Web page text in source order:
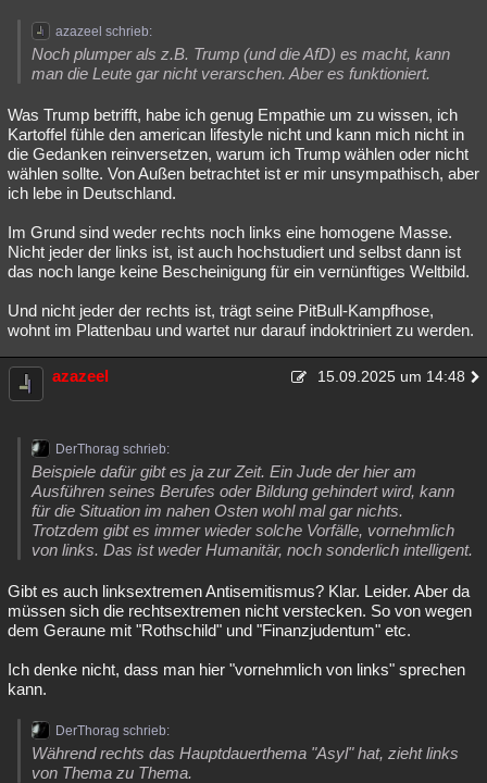
azazeel schrieb:
Noch plumper als z.B. Trump (und die AfD) es macht, kann
man die Leute gar nicht verarschen. Aber es funktioniert.
Was Trump betrifft, habe ich genug Empathie um zu wissen, ich
Kartoffel fühle den american lifestyle nicht und kann mich nicht in
die Gedanken reinversetzen, warum ich Trump wählen oder nicht
wählen sollte. Von Außen betrachtet ist er mir unsympathisch, aber
ich lebe in Deutschland.
Im Grund sind weder rechts noch links eine homogene Masse.
Nicht jeder der links ist, ist auch hochstudiert und selbst dann ist
das noch lange keine Bescheinigung für ein vernünftiges Weltbild.
Und nicht jeder der rechts ist, trägt seine PitBull-Kampfhose,
wohnt im Plattenbau und wartet nur darauf indoktriniert zu werden.
azazeel 15.09.2025 um 14:48
DerThorag schrieb:
Beispiele dafür gibt es ja zur Zeit. Ein Jude der hier am
Ausführen seines Berufes oder Bildung gehindert wird, kann
für die Situation im nahen Osten wohl mal gar nichts.
Trotzdem gibt es immer wieder solche Vorfälle, vornehmlich
von links. Das ist weder Humanitär, noch sonderlich intelligent.
Gibt es auch linksextremen Antisemitismus? Klar. Leider. Aber da
müssen sich die rechtsextremen nicht verstecken. So von wegen
dem Geraune mit "Rothschild" und "Finanzjudentum" etc.
Ich denke nicht, dass man hier "vornehmlich von links" sprechen
kann.
DerThorag schrieb:
Während rechts das Hauptdauerthema "Asyl" hat, zieht links
von Thema zu Thema.